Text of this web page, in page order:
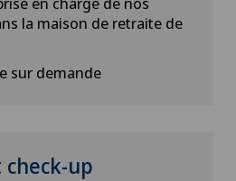
la maison de retraite de
sur demande
up